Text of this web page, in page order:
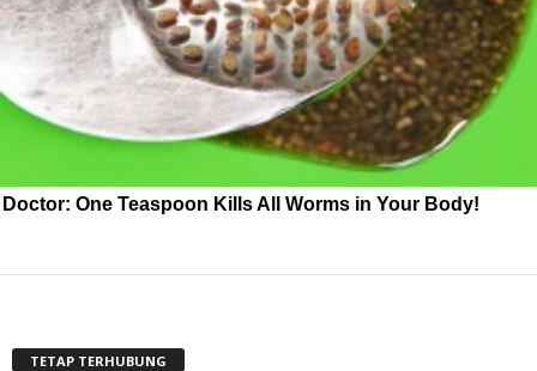
Doctor: One Teaspoon Kills All Worms in Your Body!
TETAP TERHUBUNG